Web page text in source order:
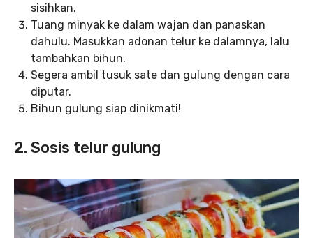
sisihkan.
Tuang minyak ke dalam wajan dan panaskan
dahulu. Masukkan adonan telur ke dalamnya, lalu
tambahkan bihun.
Segera ambil tusuk sate dan gulung dengan cara
diputar.
Bihun gulung siap dinikmati!
2. Sosis telur gulung